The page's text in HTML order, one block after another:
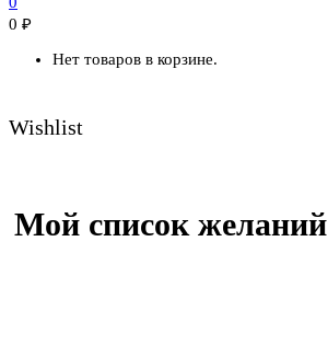
0 ₽
Нет товаров в корзине.
Wishlist
Мой список желаний